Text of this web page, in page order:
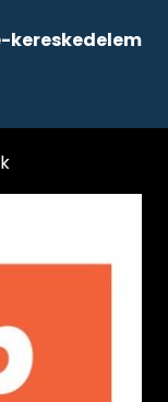
kereskedelem